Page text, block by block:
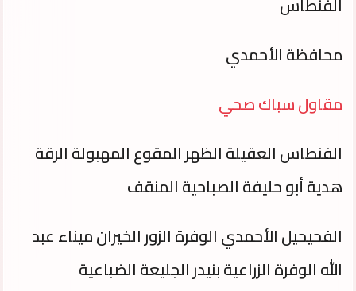
محافظة الأحمدي
مقاول سباك صحي
الفنطاس العقيلة الظهر المقوع المهبولة الرقة
هدية أبو حليفة الصباحية المنقف
الفحيحيل الأحمدي الوفرة الزور الخيران ميناء عبد
الله الوفرة الزراعية بنيدر الجليعة الضباعية